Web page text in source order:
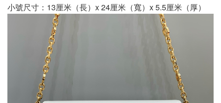
小號尺寸：13厘米（長）x 24厘米（寬）x 5.5厘米（厚）